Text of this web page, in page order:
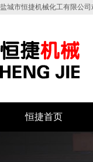
盐城市恒捷机械化工有限公司
恒捷首页